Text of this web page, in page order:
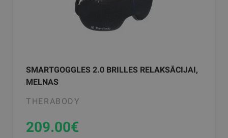
SMARTGOGGLES 2.0 BRILLES RELAKSĀCIJAI,
MELNAS
THERABODY
209.00€